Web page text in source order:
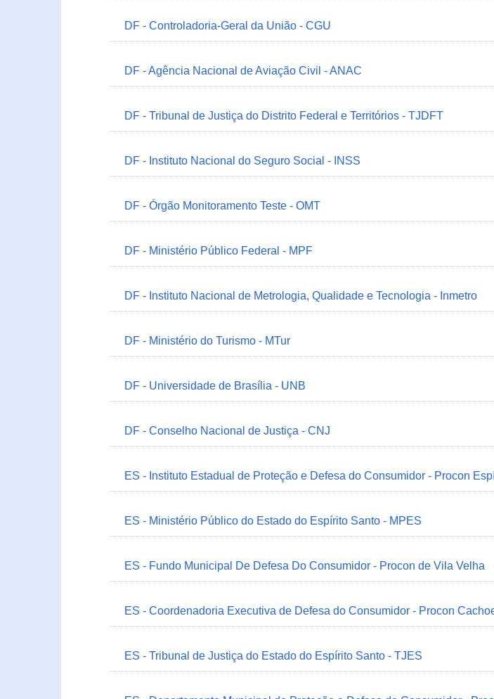
DF - Controladoria-Geral da União - CGU
DF - Agência Nacional de Aviação Civil - ANAC
DF - Tribunal de Justiça do Distrito Federal e Territórios - TJDFT
DF - Instituto Nacional do Seguro Social - INSS
DF - Órgão Monitoramento Teste - OMT
DF - Ministério Público Federal - MPF
DF - Instituto Nacional de Metrologia, Qualidade e Tecnologia - Inmetro
DF - Ministério do Turismo - MTur
DF - Universidade de Brasília - UNB
DF - Conselho Nacional de Justiça - CNJ
ES - Instituto Estadual de Proteção e Defesa do Consumidor - Procon
ES - Ministério Público do Estado do Espírito Santo - MPES
ES - Fundo Municipal De Defesa Do Consumidor - Procon de Vila Velha
ES - Coordenadoria Executiva de Defesa do Consumidor - Procon
ES - Tribunal de Justiça do Estado do Espírito Santo - TJES